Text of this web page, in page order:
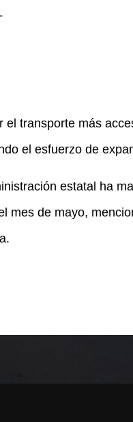
el transporte más
el esfuerzo de
estatal ha
mes de mayo,